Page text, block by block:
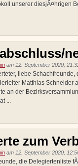
unserer diesjÃ¤hrigen
am 12. September 2020,
liebe
Matthias Schneider
an der
...
zum
am 12. September 2020,
die Delegiertenliste